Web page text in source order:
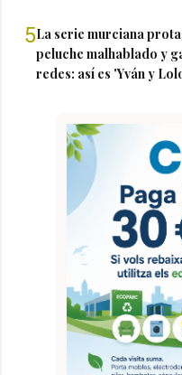
5La serie murciana
peluche malhablado y
redes: así es 'Yván y